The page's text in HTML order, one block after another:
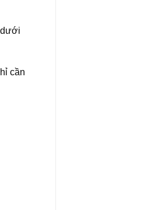
dưới
cần